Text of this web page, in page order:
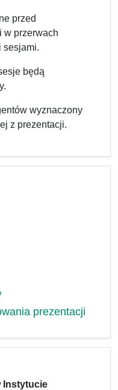
przed
w przerwach
sesjami.
będą
wyznaczony
z prezentacji.
prezentacji
Instytucie